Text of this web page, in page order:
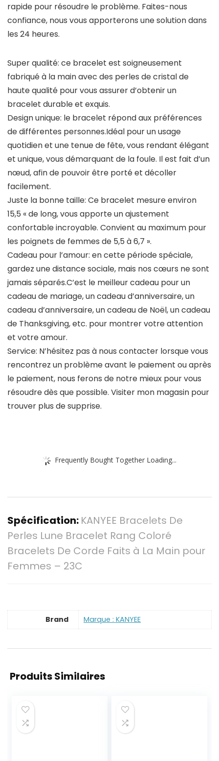
rapide pour résoudre le problème. Faites-nous
confiance, nous vous apporterons une solution dans
les 24 heures.
Super qualité: ce bracelet est soigneusement
fabriqué à la main avec des perles de cristal de
haute qualité pour vous assurer d’obtenir un
bracelet durable et exquis.
Design unique: le bracelet répond aux préférences
de différentes personnes.Idéal pour un usage
quotidien et une tenue de fête, vous rendant élégant
et unique, vous démarquant de la foule. Il est fait d’un
nœud, afin de pouvoir être porté et décoller
facilement.
Juste la bonne taille: Ce bracelet mesure environ
15,5 « de long, vous apporte un ajustement
confortable incroyable. Convient au maximum pour
les poignets de femmes de 5,5 à 6,7 ».
Cadeau pour l’amour: en cette période spéciale,
gardez une distance sociale, mais nos cœurs ne sont
jamais séparés.C’est le meilleur cadeau pour un
cadeau de mariage, un cadeau d’anniversaire, un
cadeau d’anniversaire, un cadeau de Noël, un cadeau
de Thanksgiving, etc. pour montrer votre attention
et votre amour.
Service: N’hésitez pas à nous contacter lorsque vous
rencontrez un problème avant le paiement ou après
le paiement, nous ferons de notre mieux pour vous
résoudre dès que possible. Visiter mon magasin pour
trouver plus de supprise.
Frequently Bought Together Loading...
Spécification: KANYEE Bracelets De
Perles Lune Bracelet Rang Coloré
Bracelets De Corde Faits à La Main pour
Femmes – 23C
Brand Marque : KANYEE
Produits Similaires